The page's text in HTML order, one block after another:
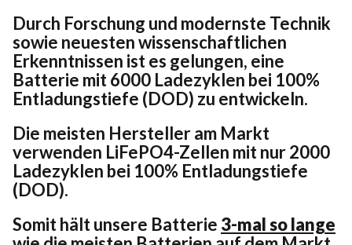
Durch Forschung und modernste Technik
sowie neuesten wissenschaftlichen
Erkenntnissen ist es gelungen, eine
Batterie mit 6000 Ladezyklen bei 100%
Entladungstiefe (DOD) zu entwickeln.
Die meisten Hersteller am Markt
verwenden LiFePO4-Zellen mit nur 2000
Ladezyklen bei 100% Entladungstiefe
(DOD).
Somit hält unsere Batterie 3-mal so lange